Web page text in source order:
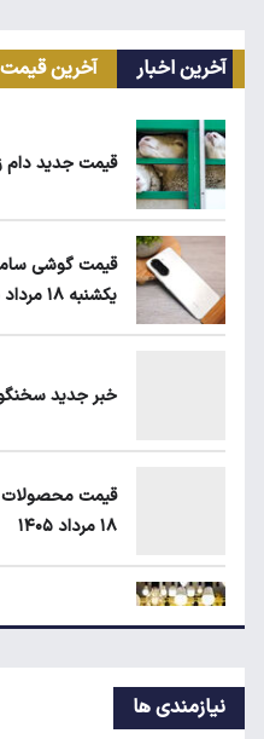
یارانه نقدی و
لبنیات دوباره
آخرین اخبار آخرین قیمت
قیمت جدید دام
قیمت گوشی
یکشنبه ۱۸ مرداد ۱۴۰۵
خبر جدید
قیمت محصولات
۱۸ مرداد ۱۴۰۵
پشت‌پرده
نیازمندی ها